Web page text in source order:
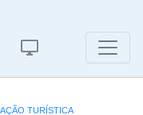
TURÍSTICA